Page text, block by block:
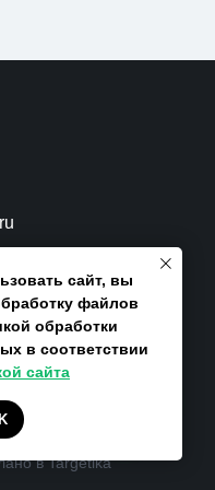
сайт, вы
файлов
обработки
в соответствии
сайта
И. Ленина, д.
в Targetika